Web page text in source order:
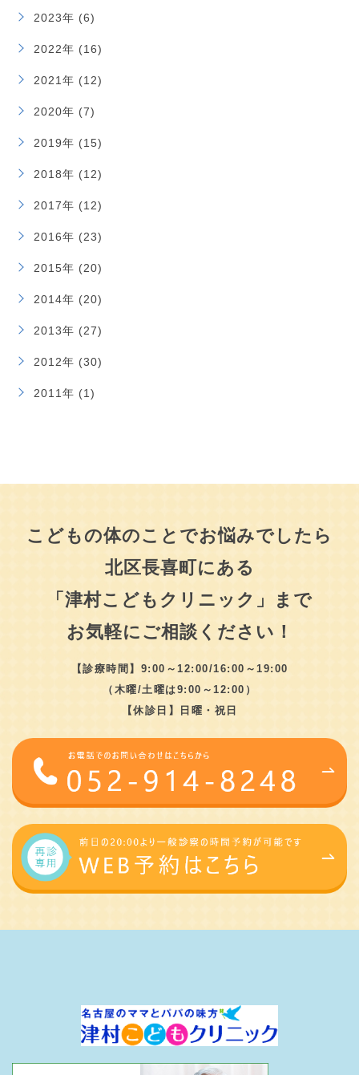
2023年 (6)
2022年 (16)
2021年 (12)
2020年 (7)
2019年 (15)
2018年 (12)
2017年 (12)
2016年 (23)
2015年 (20)
2014年 (20)
2013年 (27)
2012年 (30)
2011年 (1)
こどもの体のことでお悩みでしたら
北区長喜町にある
「津村こどもクリニック」まで
お気軽にご相談ください！
【診療時間】9:00～12:00/16:00～19:00
（木曜/土曜は9:00～12:00）
【休診日】日曜・祝日